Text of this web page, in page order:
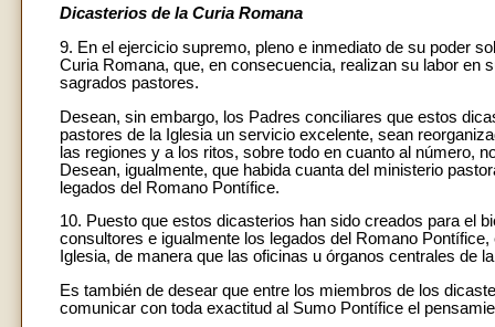
Dicasterios de la Curia Romana
9. En el ejercicio supremo, pleno e inmediato de su poder
Curia Romana, que, en consecuencia, realizan su labor en
sagrados pastores.
Desean, sin embargo, los Padres conciliares que estos
pastores de la Iglesia un servicio excelente, sean
las regiones y a los ritos, sobre todo en cuanto al número,
Desean, igualmente, que habida cuanta del ministerio
legados del Romano Pontífice.
10. Puesto que estos dicasterios han sido creados para el
consultores e igualmente los legados del Romano
Iglesia, de manera que las oficinas u órganos centrales de
Es también de desear que entre los miembros de los
comunicar con toda exactitud al Sumo Pontífice el